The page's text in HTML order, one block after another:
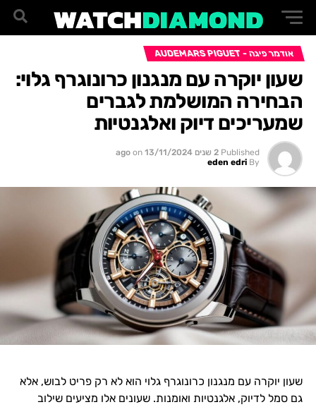
אודמר פיגה - AUDEMARS PIGUET
שעון יוקרה עם מנגנון כרונוגרף גלוי:
הבחירה המושלמת לגברים
שמעריכים דיוק ואלגנטיות
Published 2 שנים ago on 13/11/2024
By
eden edri
שעון יוקרה עם מנגנון כרונוגרף גלוי הוא לא רק פריט לבוש, אלא
גם סמל לדיוק, אלגנטיות ואומנות. שעונים אלו מציעים שילוב